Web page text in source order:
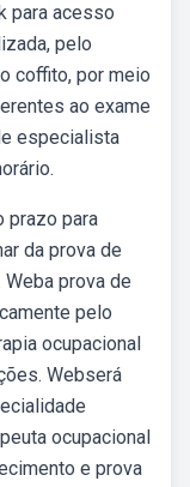
para acesso
pelo
coffito, por meio
ao exame
especialista
prazo para
da prova de
prova de
pelo
ocupacional
Webserá
ocupacional
e prova